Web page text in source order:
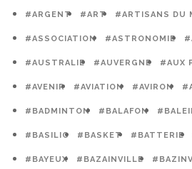
#ARGENT #ART #ARTISANS DU
#ASSOCIATION #ASTRONOMIE
#AUSTRALIE #AUVERGNE #AUX
#AVENIR #AVIATION #AVIRON
#BADMINTON #BALAFON
#BASILIC #BASKET #BATTERIE
#BAYEUX #BAZAINVILLE